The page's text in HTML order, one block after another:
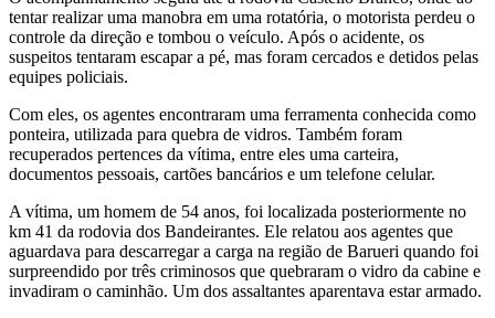
tentar realizar uma manobra em uma rotatória, o motorista perdeu o
controle da direção e tombou o veículo. Após o acidente, os
suspeitos tentaram escapar a pé, mas foram cercados e detidos pelas
equipes policiais.
Com eles, os agentes encontraram uma ferramenta conhecida como
ponteira, utilizada para quebra de vidros. Também foram
recuperados pertences da vítima, entre eles uma carteira,
documentos pessoais, cartões bancários e um telefone celular.
A vítima, um homem de 54 anos, foi localizada posteriormente no
km 41 da rodovia dos Bandeirantes. Ele relatou aos agentes que
aguardava para descarregar a carga na região de Barueri quando foi
surpreendido por três criminosos que quebraram o vidro da cabine e
invadiram o caminhão. Um dos assaltantes aparentava estar armado.